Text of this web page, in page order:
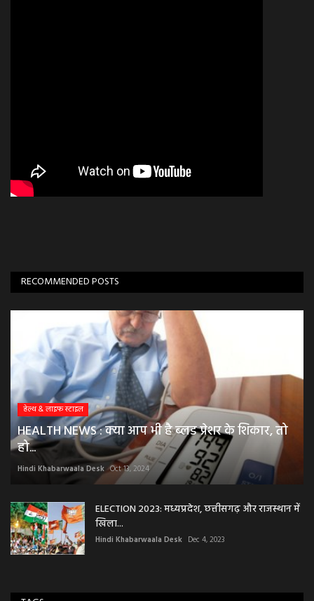
RECOMMENDED POSTS
हेल्थ & लाइफ स्टाइल
HEALTH NEWS : क्या आप भी है ब्लड प्रेशर के शिकार, तो
हो...
Hindi Khabarwaala Desk Oct 13, 2024
ELECTION 2023: मध्यप्रदेश, छत्तीसगढ़ और राजस्थान में
खिला...
Hindi Khabarwaala Desk Dec 4, 2023